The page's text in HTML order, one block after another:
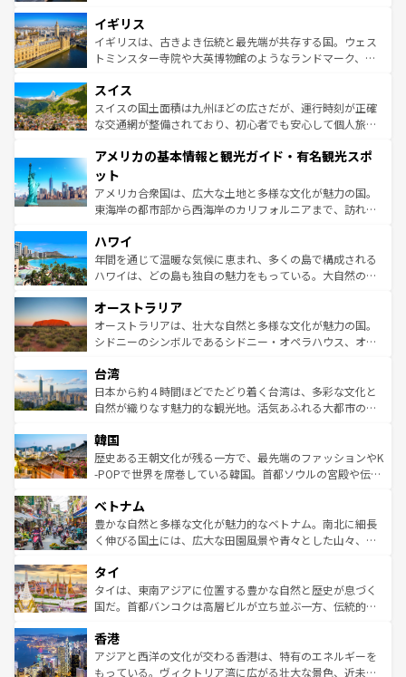
いる。シャンパンの発祥地であるランス、プロヴァンスの
香り高いラベンダー畑など、多彩な楽しみ方が可能だ。さ
らに、パリ以外の地域にも魅力が溢れており、どの街角に
れる地方に足を運ぶとそれぞれで全く異なる文化を体験で
きるだろう。 なお、新着のフランス情報はコンテンツ一覧
を参照してほしい。
顔を持つこの国は、どこを歩いても飽きることがない。ベ
ルリンの文化的活気、バイエルン州のアルプスの絶景、そ
してライン川沿いのワイン畑といった風景は必見。ビール
は、お酒好きな人にはぜひ体験してほしい。 なお、新着の
ドイツ情報はコンテンツ一覧を参照してほしい。
イギリス
イギリスは、古きよき伝統と最先端が共存する国。ウェス
トミンスター寺院や大英博物館のようなランドマーク、歴
リアごとに異なる魅力がある。また、優雅なアフタヌーン
ティー、ビール好きにはたまらない英国パブ、サッカー観
戦など、本場だからこそできる体験も豊富。イギリスを旅
ンツ一覧を参照してほしい。
スイス
スイスの国土面積は九州ほどの広さだが、運行時刻が正確
な交通網が整備されており、初心者でも安心して個人旅行
の建物がそのまま残る町や、スイスならではのユニークな
博物館もあり、アルプス観光だけでなく町歩きも満喫する
ことができる。国民の所得が高いため物価も高いが、旅行
者向けの交通パス提供のサービスもあり、うまく活用すれ
着のスイス情報は
アメリカの基本情報と観光ガイド・有名観光スポ
ット
アメリカ合衆国は、広大な土地と多様な文化が魅力の国。
東海岸の都市部から西海岸のカリフォルニアまで、訪れる
のような巨大都市は、観光、ショッピング、エンターテイ
ンメントが詰まった刺激的なスポットだ。一方、アメリカ
西部には大自然が広がり、グランドキャニオンやイエロー
部のニューオーリンズでは、音楽と美食が融合した独特の
文化が魅力。旅行者はアメリカの各地域で異なる魅力を楽
しみながら、その多様性と豊かな歴史を感じることができ
ならではの贅沢な旅のスタイルだ。 なお、新着のアメリカ
情報はコンテンツ一覧を参照してほしい。
ハワイ
年間を通じて温暖な気候に恵まれ、多くの島で構成される
ハワイは、どの島も独自の魅力をもっている。大自然の神
ワイ島は見逃せない。また、定番の観光地といえばオアフ
島だが、静かな自然を求めるならマウイ島やカウアイ島が
おすすめ。エメラルドグリーンに輝く海をはじめ、豊かな
れるおもてなしの心で訪れる人々を迎えてくれるハワイの
人々、おいしいローカルフードやハワイアンミュージッ
ク、伝統的なフラダンスなど、すべてがハワイの魅力を彩
ワイを、存分に味わってほしい。 なお、新着のハワイ情報
はコンテンツ一覧を参照してほしい。
オーストラリア
オーストラリアは、壮大な自然と多様な文化が魅力の国。
シドニーのシンボルであるシドニー・オペラハウス、オー
リアリーフや大陸中央部にそびえるウルル（エアーズロッ
ク）、タスマニアの美しい原生林やケアンズの熱帯雨林な
ど、見どころがたくさん。また、カフェやワイン、オージ
いる。アクティビティも充実しており、サーフィンやダイ
ビング、ハイキングなど、アウトドア好きにはたまらな
い。オーストラリアの多彩な魅力を存分に味わいつくそ
参照してほしい。
台湾
日本から約４時間ほどでたどり着く台湾は、多彩な文化と
自然が織りなす魅力的な観光地。活気あふれる大都市の台
ン）、静ひつな山岳地帯である台湾東部など、都市の喧騒
と山間の静けさが共存しており、訪れる人に新しい発見と
驚きをもたらしてくれる。また、奥深い台湾の食文化も魅
容にもいいと評判のスイーツなど、バラエティ豊かな料理
が味わえる。 なお、新着の台湾情報は コンテンツ一覧を参
照してほしい。
韓国
歴史ある王朝文化が残る一方で、最先端のファッションやK
-POPで世界を席巻している韓国。首都ソウルの宮殿や伝統
き、地方に足を延ばせば四季折々の自然美を楽しむことが
できる。そして、キムチや焼肉、絶品のストリートフード
まで、さまざまな韓国料理が待っている。夜には、韓国な
リティに包まれながら、韓国の多彩な魅力を心ゆくまで味
わってみてほしい。 なお、新着の韓国情報はコンテンツ一
覧を参照してほしい。
ベトナム
豊かな自然と多様な文化が魅力的なベトナム。南北に細長
く伸びる国土には、広大な田園風景や青々とした山々、世
急速な発展と共に伝統が息づく。ハノイの古い町並みやホ
ーチミン市のフランス統治時代の建物も、独特の雰囲気を
醸し出している。また、バラエティの豊かさとおいしさで
とつ。フォーやバインミー、ベトナムコーヒーなどは、ぜ
ひ現地で味わいたい。どの地域を訪れてもあたたかい人々
が旅行者を迎えてくれるので、きっと忘れられない旅にな
タイ
タイは、東南アジアに位置する豊かな自然と歴史が息づく
国だ。首都バンコクは高層ビルが立ち並ぶ一方、伝統的な
の活気が交差している。北部ではチェンマイなどの山岳地
帯で自然と触れ合い、南部ではプーケットやクラビの美し
いビーチでリゾート気分を楽しむことができる。タイ料理
香港
アジアと西洋の文化が交わる香港は、特有のエネルギーを
もっている。ヴィクトリア湾に広がる壮大な景色、近未来